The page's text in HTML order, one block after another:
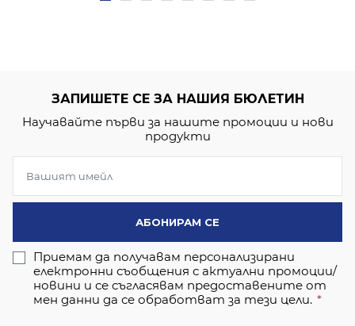
ЗАПИШЕТЕ СЕ ЗА НАШИЯ БЮЛЕТИН
Научавайте първи за нашите промоции и нови
продукти
АБОНИРАМ СЕ
Приемам да получавам персонализирани
електронни съобщения с актуални промоции/
новини и се съгласявам предоставените от
мен данни да се обработват за тези цели.